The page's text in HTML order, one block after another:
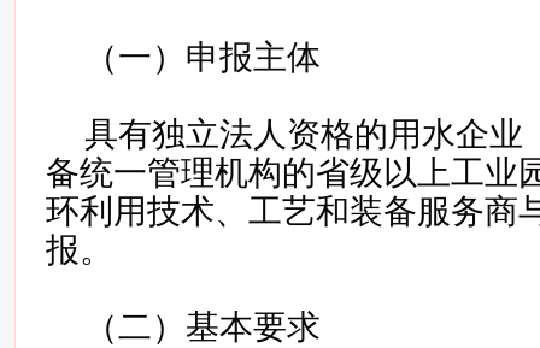
（一）申报主体
具有独立法人资格的用水企业
备统一管理机构的省级以上工业
环利用技术、工艺和装备服务商
报。
（二）基本要求